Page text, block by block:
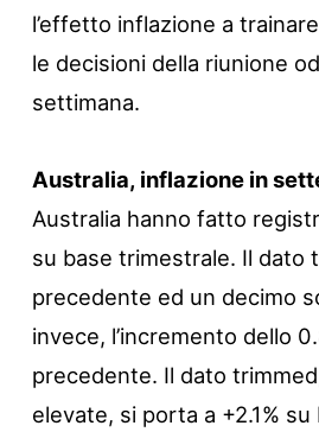
l’effetto inflazione a
le decisioni della riunione
settimana.
Australia, inflazione in
Australia hanno fatto
su base trimestrale. Il dato
precedente ed un decimo
invece, l’incremento dello
precedente. Il dato
elevate, si porta a +2.1%